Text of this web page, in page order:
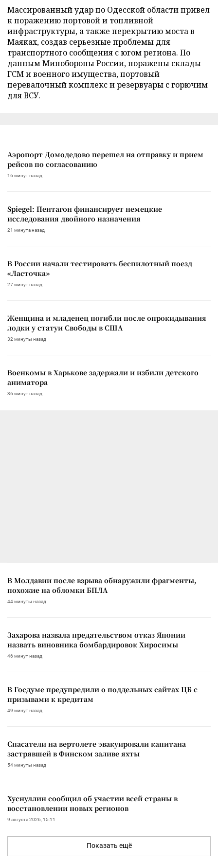
Массированный удар по Одесской области привел
к поражению портовой и топливной
инфраструктуры, а также перекрытию моста в
Маяках, создав серьезные проблемы для
транспортного сообщения с югом региона. По
данным Минобороны России, поражены склады
ГСМ и военного имущества, портовый
перевалочный комплекс и резервуары с горючим
для ВСУ.
Аэропорт Домодедово перешел на отправку и прием
рейсов по согласованию
16 минут назад
Spiegel: Пентагон финансирует немецкие
исследования двойного назначения
21 минута назад
В России начали тестировать беспилотный поезд
«Ласточка»
27 минут назад
Женщина и младенец погибли после опрокидывания
лодки у статуи Свободы в США
32 минуты назад
Военкомы в Харькове задержали и избили детского
аниматора
36 минут назад
В Молдавии после взрыва обнаружили фрагменты,
похожие на обломки БПЛА
44 минуты назад
Захарова назвала предательством отказ Японии
назвать виновника бомбардировок Хиросимы
46 минут назад
В Госдуме предупредили о поддельных сайтах ЦБ с
призывами к кредитам
49 минут назад
Спасатели на вертолете эвакуировали капитана
застрявшей в Финском заливе яхты
54 минуты назад
Хуснуллин сообщил об участии всей страны в
восстановлении новых регионов
9 августа 2026, 15:11
Показать ещё